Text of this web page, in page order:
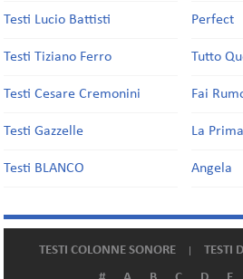
Testi Lucio Battisti
Testi Tiziano Ferro
Testi Cesare Cremonini
Testi Gazzelle
Testi BLANCO
Perfect
Tutto
Fai
La
Angela
TESTI COLONNE SONORE TESTI